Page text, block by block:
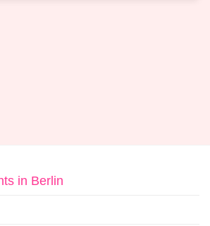
in Berlin